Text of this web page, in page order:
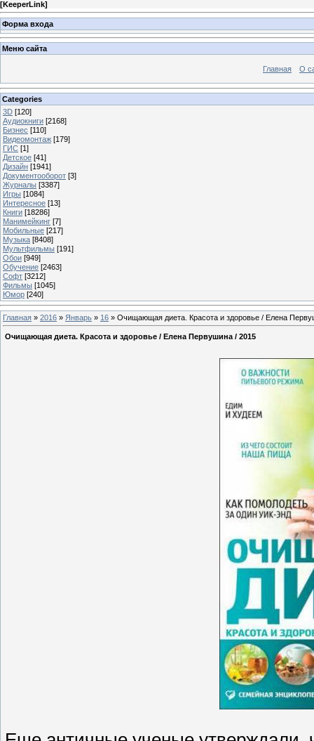
[KeeperLink]
Форма входа
Меню сайта
Главная О
Categories
3D [120]
Аудиокниги [2168]
Бизнес [110]
Видеомонтаж [179]
ГИС [1]
Детское [41]
Дизайн [1941]
Документооборот [3]
Журналы [3387]
Игры [1084]
Интересное [13]
Книги [18286]
Манимейкинг [7]
Мобильные [217]
Музыка [8408]
Мультфильмы [191]
Обои [949]
Обучение [2463]
Софт [3212]
Фильмы [1045]
Юмор [240]
Главная » 2016 » Январь » 16 » Очищающая диета. Красота и здоровье / Елена
Очищающая диета. Красота и здоровье / Елена Первушина / 2015